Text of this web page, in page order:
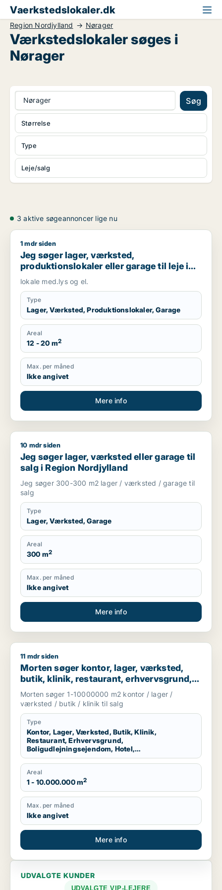
Vaerkstedslokaler.dk
Region Nordjylland Nørager
Værkstedslokaler søges i
Nørager
Nørager Søg
Type
Leje/salg
Størrelse
3 aktive søgeannoncer lige nu
Jeg søger lager, værksted, produktionslokaler eller garage
1 mdr siden
Jeg søger lager, værksted,
produktionslokaler eller garage til leje i
Tjele, Fårup eller Mariagerfjord m.fl.
lokale med.lys og el.
Type
Lager, Værksted, Produktionslokaler, Garage
Areal
12 - 20 m2
Max. per måned
Ikke angivet
Mere info
Jeg søger lager, værksted eller garage til salg i Region
10 mdr siden
Jeg søger lager, værksted eller garage til
salg i Region Nordjylland
Jeg søger 300-300 m2 lager / værksted / garage til
salg
Type
Lager, Værksted, Garage
Areal
300 m2
Max. per måned
Ikke angivet
Mere info
Morten søger kontor, lager, værksted, butik, klinik,
11 mdr siden
Morten søger kontor, lager, værksted,
butik, klinik, restaurant, erhvervsgrund,
boligudlejningsejendom, hotel eller
produktionslokaler til salg i Region
Nordjylland
Morten søger 1-10000000 m2 kontor / lager /
værksted / butik / klinik til salg
Type
Kontor, Lager, Værksted, Butik, Klinik,
Restaurant, Erhvervsgrund,
Boligudlejningsejendom, Hotel,
Produktionslokaler
Areal
1 - 10.000.000 m2
Max. per måned
Ikke angivet
Mere info
UDVALGTE KUNDER
UDVALGTE VIP-LEJERE